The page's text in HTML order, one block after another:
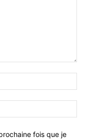
fois que je